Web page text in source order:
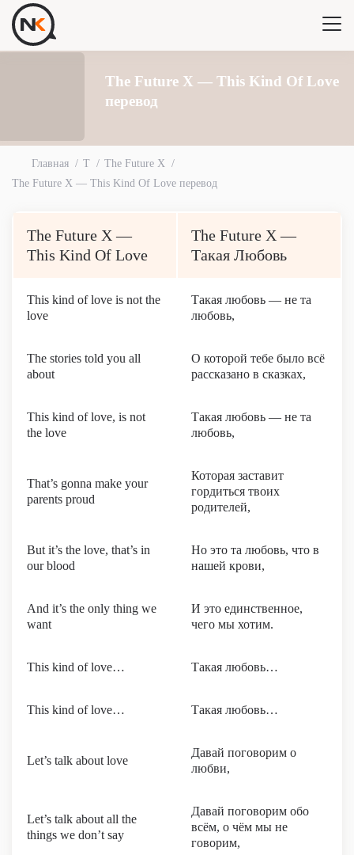
The Future X — This Kind Of Love
перевод
Главная T
The Future X
The Future X — This Kind Of Love перевод
The Future X —
This Kind Of Love
The Future X —
Такая Любовь
This kind of love is not the
love
Такая любовь — не та
любовь,
The stories told you all
about
О которой тебе было всё
рассказано в сказках,
This kind of love, is not
the love
Такая любовь — не та
любовь,
That’s gonna make your
parents proud
Которая заставит
гордиться твоих
родителей,
But it’s the love, that’s in
our blood
Но это та любовь, что в
нашей крови,
And it’s the only thing we
want
И это единственное,
чего мы хотим.
This kind of love… Такая любовь…
This kind of love… Такая любовь…
Let’s talk about love
Давай поговорим о
любви,
Let’s talk about all the
things we don’t say
Давай поговорим обо
всём, о чём мы не
говорим,